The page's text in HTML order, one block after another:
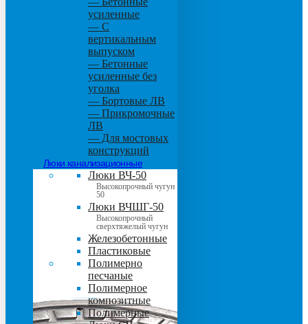
усиленные
— С
вертикальным
выпуском
— Бетонные
усиленные без
уголка
— Бортовые ЛВ
— Прикромочные
ЛВ
— Для мостовых
конструкций
Люки канализационные
Люки ВЧ-50
Высокопрочный чугун
50
Люки ВЧШГ-50
Высокопрочный
сверхтяжелый чугун
Железобетонные
Пластиковые
Полимерно
песчаные
Полимерное
композитные
Полимерные